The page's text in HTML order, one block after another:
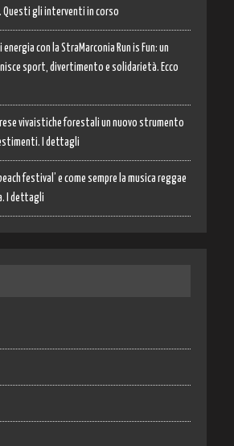
Questi gli interventi in corso
energia con la StraMarconia Run is Fun: un
sport, divertimento e solidarietà. Ecco
vivaistiche forestali un nuovo strumento
I dettagli
festival’ e come sempre la musica reggae
I dettagli